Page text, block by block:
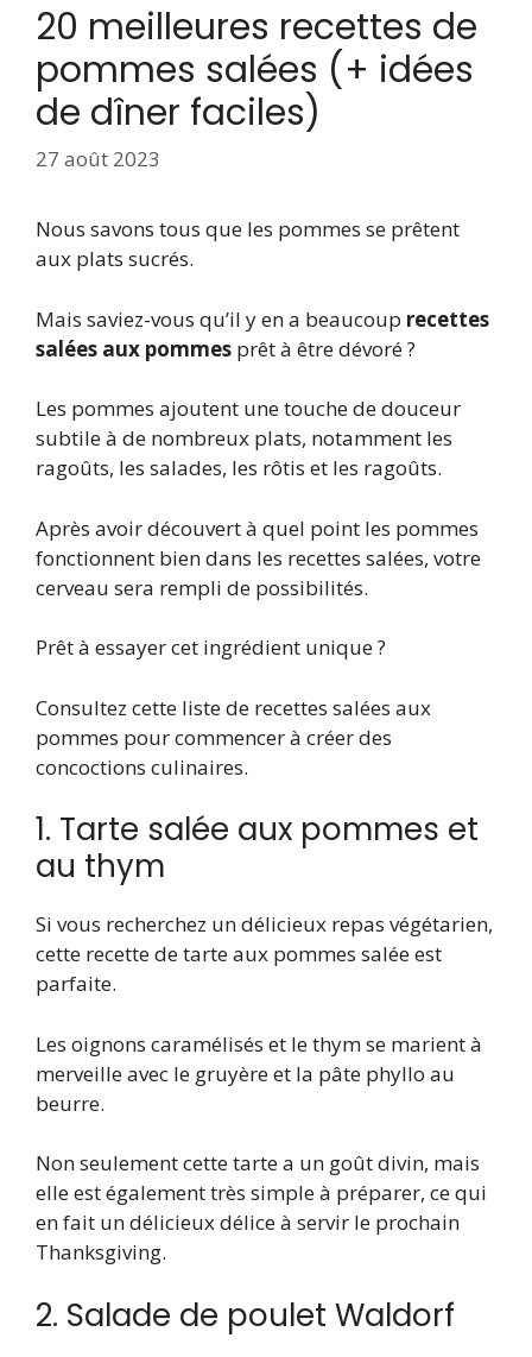
20 meilleures recettes de
pommes salées (+ idées
de dîner faciles)
27 août 2023
Nous savons tous que les pommes se prêtent
aux plats sucrés.
Mais saviez-vous qu’il y en a beaucoup recettes
salées aux pommes prêt à être dévoré ?
Les pommes ajoutent une touche de douceur
subtile à de nombreux plats, notamment les
ragoûts, les salades, les rôtis et les ragoûts.
Après avoir découvert à quel point les pommes
fonctionnent bien dans les recettes salées, votre
cerveau sera rempli de possibilités.
Prêt à essayer cet ingrédient unique ?
Consultez cette liste de recettes salées aux
pommes pour commencer à créer des
concoctions culinaires.
1. Tarte salée aux pommes et
au thym
Si vous recherchez un délicieux repas végétarien,
cette recette de tarte aux pommes salée est
parfaite.
Les oignons caramélisés et le thym se marient à
merveille avec le gruyère et la pâte phyllo au
beurre.
Non seulement cette tarte a un goût divin, mais
elle est également très simple à préparer, ce qui
en fait un délicieux délice à servir le prochain
Thanksgiving.
2. Salade de poulet Waldorf